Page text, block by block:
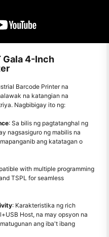
Gala 4-Inch
Barcode Printer na
na katangian na
Nagbibigay ito ng:
: Sa bilis ng pagtatanghal ng
nagsasiguro ng mabilis na
ang katatagan o
with multiple programming
TSPL for seamless
: Karakteristika ng rich
Host, na may opsyon na
ang iba't ibang